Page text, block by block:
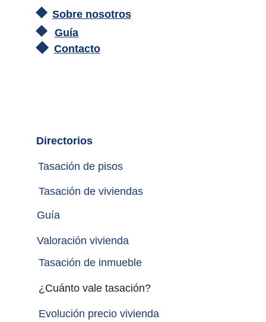
Guía
Contacto
Sobre nosotros
Directorios
Tasación de pisos
Tasación de viviendas
Guía
Valoración vivienda
Tasación de inmueble
¿Cuánto vale tasación?
Evolución precio vivienda